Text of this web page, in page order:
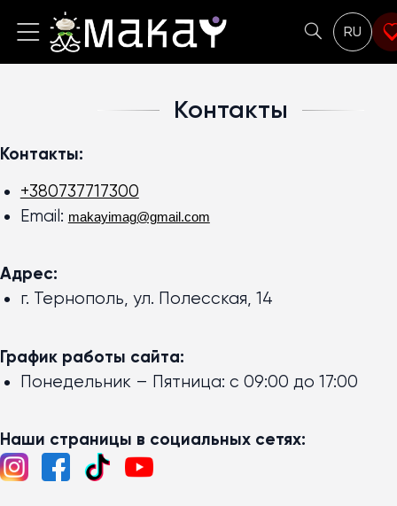
RU
Контакты
Контакты:
+380737717300
Email: makayimag@gmail.com
Адрес:
г. Тернополь, ул. Полесская, 14
График работы сайта:
Понедельник – Пятница: с 09:00 до 17:00
Наши страницы в социальных сетях: